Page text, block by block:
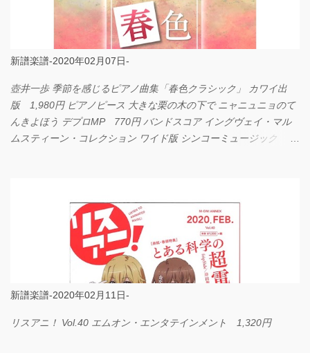
新譜楽譜-2020年02月07日-
壺井一歩 季節を感じるピアノ曲集「春色クラシック」 カワイ出
版 1,980円 ピアノピース 大きな栗の木の下で ニャニュニョのて
んきよほう デプロMP 770円 バンドスコア イングヴェイ・マル
ムスティーン・コレクション ワイド版 シンコーミュージック
新譜楽譜-2020年02月11日-
リスアニ！ Vol.40 エムオン・エンタテインメント 1,320円